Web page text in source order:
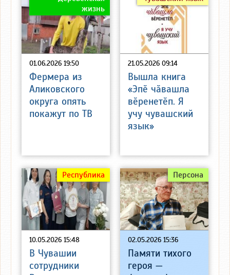
01.06.2026 19:50
жизнь
Фермера из
Аликовского
округа опять
покажут по ТВ
21.05.2026 09:14
Вышла книга
«Эпӗ чӑвашла
вӗренетӗп. Я
учу чувашский
язык»
10.05.2026 15:48
Республика
В Чувашии
сотрудники
02.05.2026 15:36
Персона
Памяти тихого
героя —